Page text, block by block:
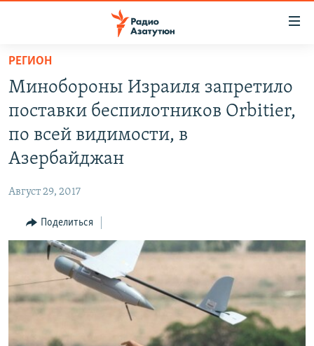
Перейти
основному
содержанию
основной
Перейти
поиску
ПОЛИТИКА
ОБЩЕСТВО
РЕГИОН
НАГОРНЫЙ КАРАБАХ
КУЛЬТУРА
АРХИВ
Հայերեն
РЕГИОН
Минобороны Израиля запретило
поставки беспилотников Orbitier,
по всей видимости, в
Азербайджан
Август 29, 2017
Поделиться